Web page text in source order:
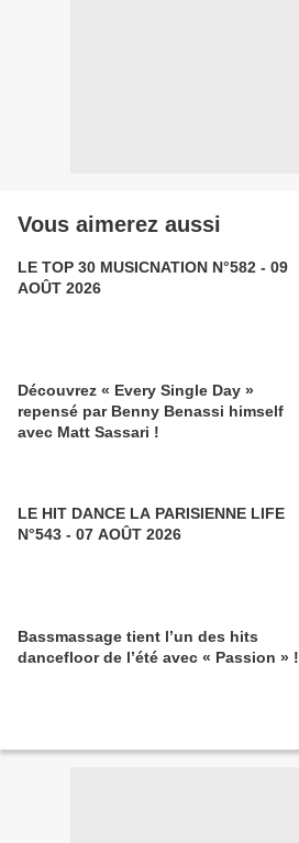
Vous aimerez aussi
LE TOP 30 MUSICNATION N°582 - 09
AOÛT 2026
Découvrez « Every Single Day »
repensé par Benny Benassi himself
avec Matt Sassari !
LE HIT DANCE LA PARISIENNE LIFE
N°543 - 07 AOÛT 2026
Bassmassage tient l’un des hits
dancefloor de l’été avec « Passion » !